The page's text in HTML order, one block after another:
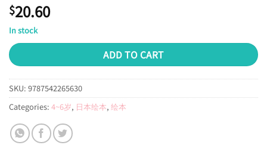
$20.60
In stock
ADD TO CART
SKU: 9787542265630
Categories: 4~6岁, 日本绘本, 绘本